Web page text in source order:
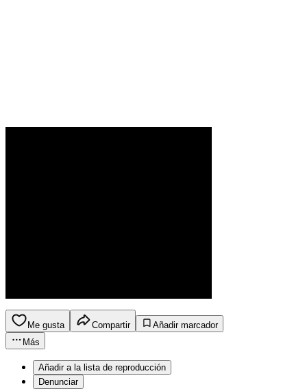
Me gusta Compartir
Añadir marcador
Más
Añadir a la lista de reproducción
Denunciar